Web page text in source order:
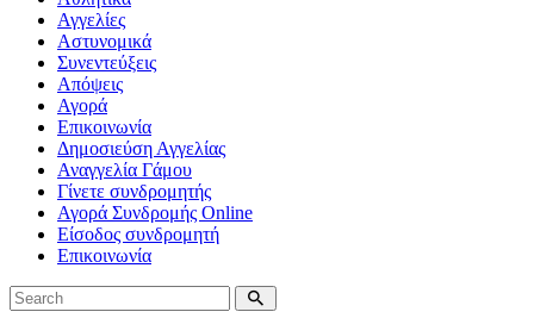
Αγγελίες
Αστυνομικά
Συνεντεύξεις
Απόψεις
Αγορά
Επικοινωνία
Δημοσιεύση Αγγελίας
Αναγγελία Γάμου
Γίνετε συνδρομητής
Αγορά Συνδρομής Online
Είσοδος συνδρομητή
Επικοινωνία